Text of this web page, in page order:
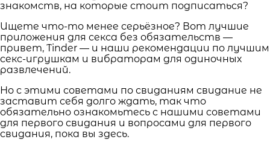
знакомств, на которые стоит подписаться?
Ищете что-то менее серьёзное? Вот лучшие
приложения для секса без обязательств —
привет, Tinder — и наши рекомендации по лучшим
секс-игрушкам и вибраторам для одиночных
развлечений.
Но с этими советами по свиданиям свидание не
заставит себя долго ждать, так что
обязательно ознакомьтесь с нашими советами
для первого свидания и вопросами для первого
свидания, пока вы здесь.